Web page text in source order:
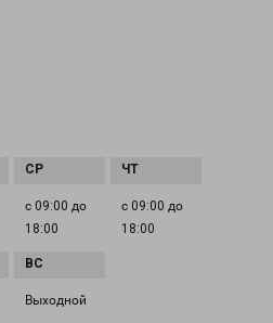
с 09:00 до
18:00
с 09:00 до
18:00
Выходной